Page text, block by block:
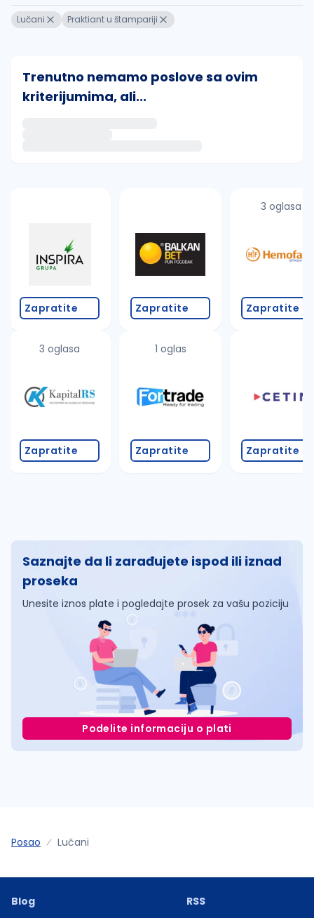
Lučani Praktiant u štampariji
Trenutno nemamo poslove sa ovim
kriterijumima, ali...
Takođe možete da:
proverite pravopisne greške (koristite č, ć, š, đ,
promenite odabrane filtere pretrage
Zapratite
3 oglasa
Zapratite
Zapratite
1 oglas
Zapratite
3 oglasa
Zapratite
Zapratite
Saznajte da li zarađujete ispod ili iznad
proseka
Unesite iznos plate i pogledajte prosek za vašu poziciju
Podelite informaciju o plati
Posao Lučani
Blog
RSS